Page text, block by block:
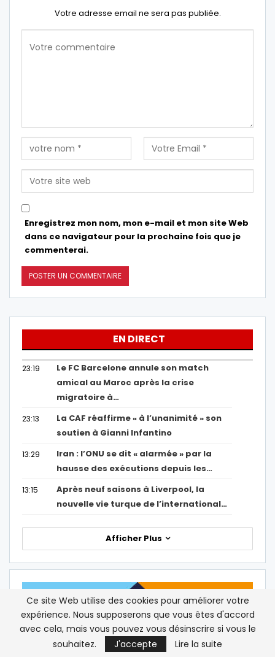
Votre adresse email ne sera pas publiée.
Enregistrez mon nom, mon e-mail et mon site Web
dans ce navigateur pour la prochaine fois que je
commenterai.
EN DIRECT
23:19
Le FC Barcelone annule son match
amical au Maroc après la crise
migratoire à…
23:13
La CAF réaffirme « à l’unanimité » son
soutien à Gianni Infantino
13:29
Iran : l’ONU se dit « alarmée » par la
hausse des exécutions depuis les…
13:15
Après neuf saisons à Liverpool, la
nouvelle vie turque de l’international…
Afficher Plus
Ce site Web utilise des cookies pour améliorer votre
expérience. Nous supposerons que vous êtes d'accord
avec cela, mais vous pouvez vous désinscrire si vous le
souhaitez.
J'accepte Lire la suite